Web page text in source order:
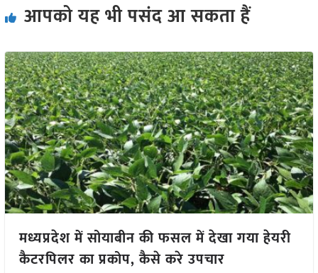
आपको यह भी पसंद आ सकता हैं
मध्यप्रदेश में सोयाबीन की फसल में देखा गया हेयरी
कैटरपिलर का प्रकोप, कैसे करे उपचार